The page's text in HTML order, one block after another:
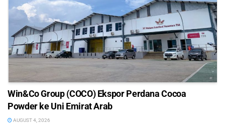
Win&Co Group (COCO) Ekspor Perdana Cocoa
Powder ke Uni Emirat Arab
AUGUST 4, 2026